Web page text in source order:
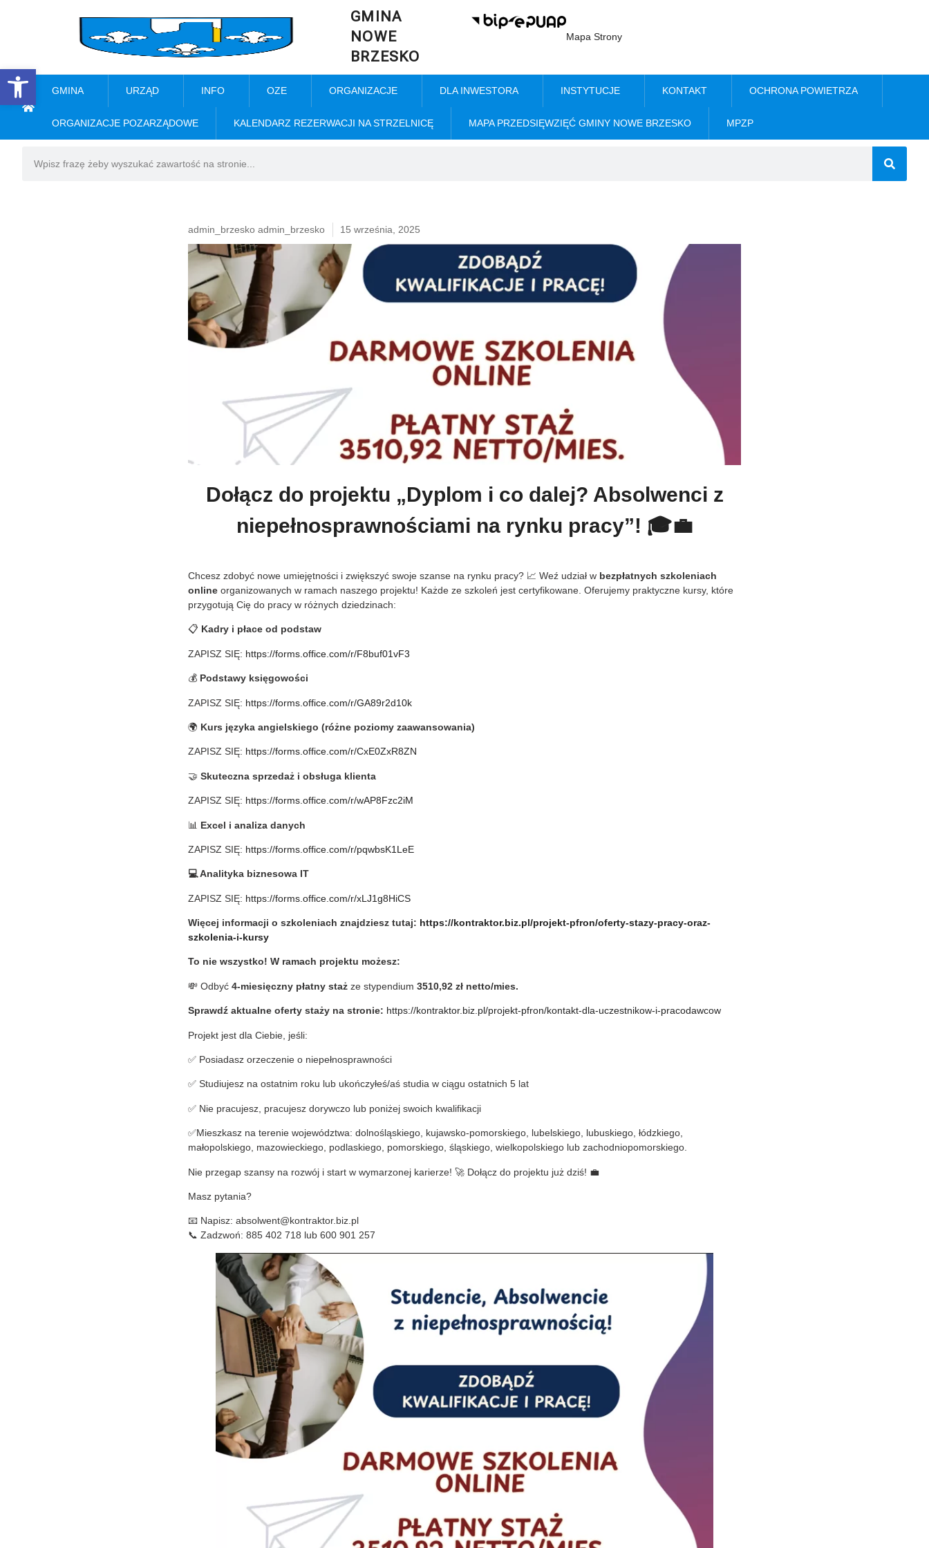
Open toolbar
GMINA
NOWE
BRZESKO
Mapa Strony
GMINA URZĄD INFO OZE ORGANIZACJE DLA INWESTORA INSTYTUCJE KONTAKT OCHRONA POWIETRZA
ORGANIZACJE POZARZĄDOWE KALENDARZ REZERWACJI NA STRZELNICĘ MAPA PRZEDSIĘWZIĘĆ GMINY NOWE BRZESKO MPZP
admin_brzesko admin_brzesko 15 września, 2025
Dołącz do projektu „Dyplom i co dalej? Absolwenci z
niepełnosprawnościami na rynku pracy”! 🎓💼
Chcesz zdobyć nowe umiejętności i zwiększyć swoje szanse na rynku pracy? 📈 Weź udział w bezpłatnych szkoleniach
online organizowanych w ramach naszego projektu! Każde ze szkoleń jest certyfikowane. Oferujemy praktyczne kursy, które
przygotują Cię do pracy w różnych dziedzinach:
📋 Kadry i płace od podstaw
ZAPISZ SIĘ: https://forms.office.com/r/F8buf01vF3
💰 Podstawy księgowości
ZAPISZ SIĘ: https://forms.office.com/r/GA89r2d10k
🌍 Kurs języka angielskiego (różne poziomy zaawansowania)
ZAPISZ SIĘ: https://forms.office.com/r/CxE0ZxR8ZN
🤝 Skuteczna sprzedaż i obsługa klienta
ZAPISZ SIĘ: https://forms.office.com/r/wAP8Fzc2iM
📊 Excel i analiza danych
ZAPISZ SIĘ: https://forms.office.com/r/pqwbsK1LeE
💻 Analityka biznesowa IT
ZAPISZ SIĘ: https://forms.office.com/r/xLJ1g8HiCS
Więcej informacji o szkoleniach znajdziesz tutaj: https://kontraktor.biz.pl/projekt-pfron/oferty-stazy-pracy-oraz-
szkolenia-i-kursy
To nie wszystko! W ramach projektu możesz:
💸 Odbyć 4-miesięczny płatny staż ze stypendium 3510,92 zł netto/mies.
Sprawdź aktualne oferty staży na stronie: https://kontraktor.biz.pl/projekt-pfron/kontakt-dla-uczestnikow-i-pracodawcow
Projekt jest dla Ciebie, jeśli:
✅ Posiadasz orzeczenie o niepełnosprawności
✅ Studiujesz na ostatnim roku lub ukończyłeś/aś studia w ciągu ostatnich 5 lat
✅ Nie pracujesz, pracujesz dorywczo lub poniżej swoich kwalifikacji
✅Mieszkasz na terenie województwa: dolnośląskiego, kujawsko-pomorskiego, lubelskiego, lubuskiego, łódzkiego,
małopolskiego, mazowieckiego, podlaskiego, pomorskiego, śląskiego, wielkopolskiego lub zachodniopomorskiego.
Nie przegap szansy na rozwój i start w wymarzonej karierze! 🚀 Dołącz do projektu już dziś! 💼
Masz pytania?
📧 Napisz: absolwent@kontraktor.biz.pl
📞 Zadzwoń: 885 402 718 lub 600 901 257